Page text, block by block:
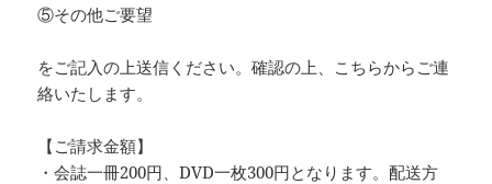
⑤その他ご要望
をご記入の上送信ください。確認の上、こちらからご連
絡いたします。
【ご請求金額】
・会誌一冊200円、DVD一枚300円となります。配送方